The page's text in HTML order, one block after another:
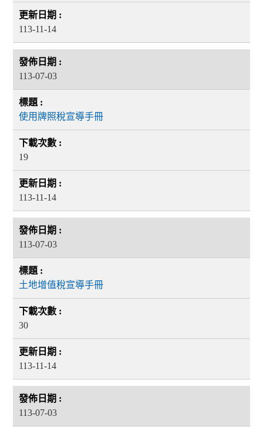
113-11-14
113-07-03
使用牌照稅宣導手冊
19
113-11-14
113-07-03
土地增值稅宣導手冊
30
113-11-14
113-07-03